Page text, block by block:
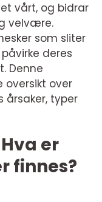
vårt, og bidrar
velvære.
som sliter
deres
Denne
oversikt over
årsaker, typer
er
finnes?